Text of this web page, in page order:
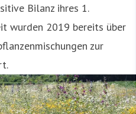
Bilanz ihres 1.
wurden 2019 bereits über
zur